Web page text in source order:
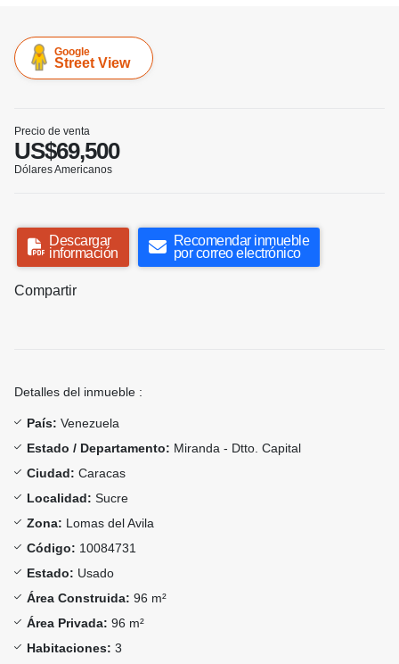
Google
Street View
Precio de venta
US$69,500
Dólares Americanos
Descargar
información
Recomendar inmueble
por correo electrónico
Compartir
Detalles del inmueble :
País: Venezuela
Estado / Departamento: Miranda - Dtto. Capital
Ciudad: Caracas
Localidad: Sucre
Zona: Lomas del Avila
Código: 10084731
Estado: Usado
Área Construida: 96 m²
Área Privada: 96 m²
Habitaciones: 3